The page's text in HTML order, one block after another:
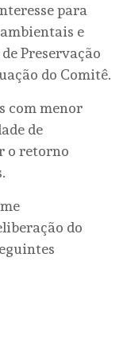
para
e
Preservação
do Comitê.
com menor
de
o retorno
do